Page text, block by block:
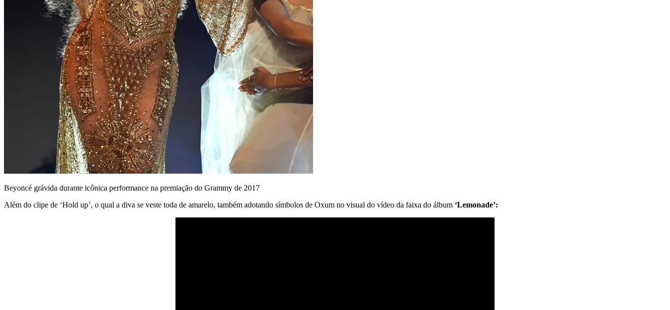
Beyoncé grávida durante icônica performance na premiação do Grammy de 2017
Além do clipe de ‘Hold up’, o qual a diva se veste toda de amarelo, também adotando símbolos de Oxum no visual do vídeo da faixa do álbum ‘Lemonade’: